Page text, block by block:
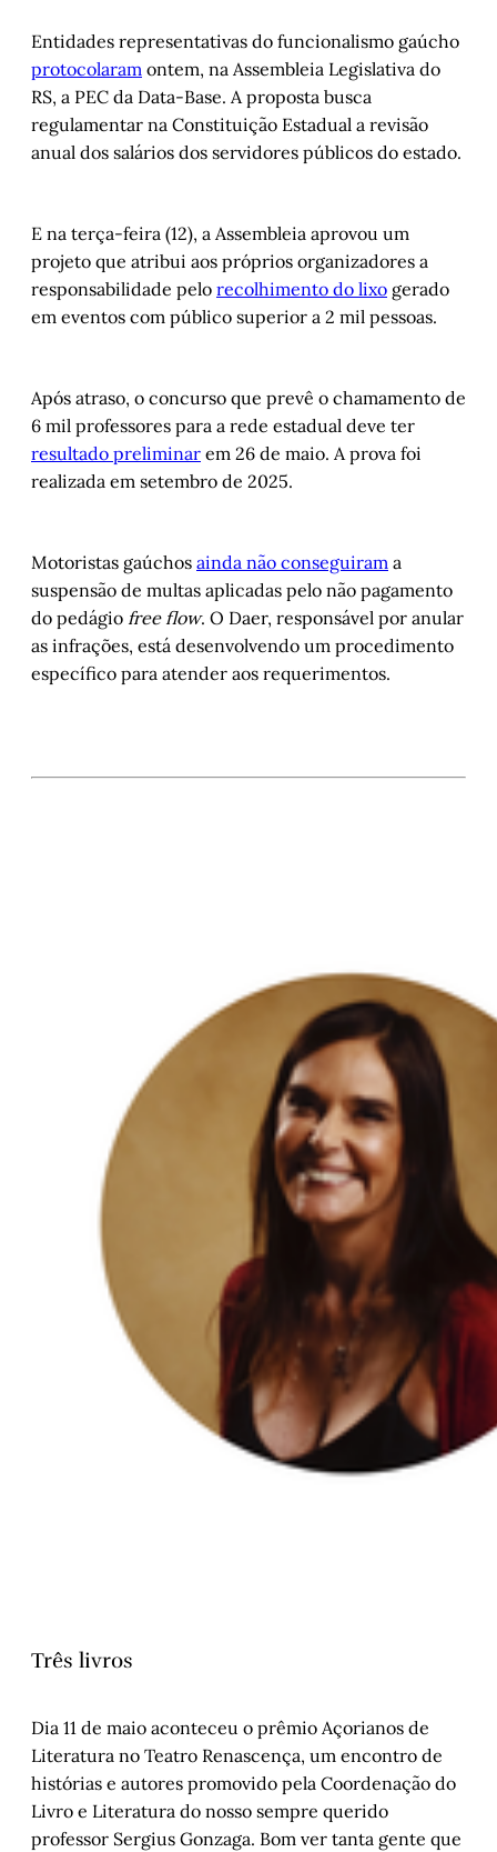
Entidades representativas do funcionalismo gaúcho
protocolaram ontem, na Assembleia Legislativa do
RS, a PEC da Data-Base. A proposta busca
regulamentar na Constituição Estadual a revisão
anual dos salários dos servidores públicos do estado.
E na terça-feira (12), a Assembleia aprovou um
projeto que atribui aos próprios organizadores a
responsabilidade pelo recolhimento do lixo gerado
em eventos com público superior a 2 mil pessoas.
Após atraso, o concurso que prevê o chamamento de
6 mil professores para a rede estadual deve ter
resultado preliminar em 26 de maio. A prova foi
realizada em setembro de 2025.
Motoristas gaúchos ainda não conseguiram a
suspensão de multas aplicadas pelo não pagamento
do pedágio free flow. O Daer, responsável por anular
as infrações, está desenvolvendo um procedimento
específico para atender aos requerimentos.
Três livros
Dia 11 de maio aconteceu o prêmio Açorianos de
Literatura no Teatro Renascença, um encontro de
histórias e autores promovido pela Coordenação do
Livro e Literatura do nosso sempre querido
professor Sergius Gonzaga. Bom ver tanta gente que